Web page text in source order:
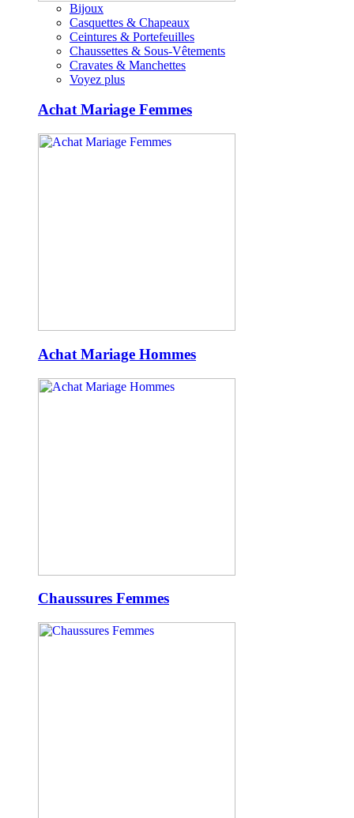
Bijoux
Casquettes & Chapeaux
Ceintures & Portefeuilles
Chaussettes & Sous-Vêtements
Cravates & Manchettes
Voyez plus
Achat Mariage Femmes
Achat Mariage Hommes
Chaussures Femmes